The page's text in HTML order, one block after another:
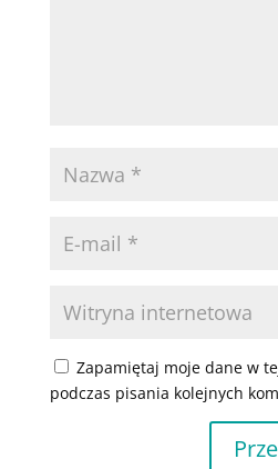
Zapamiętaj moje dane w
podczas pisania kolejnych